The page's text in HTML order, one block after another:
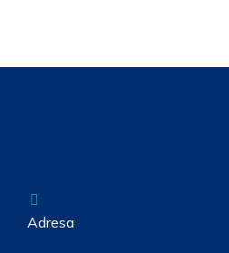
Adresa